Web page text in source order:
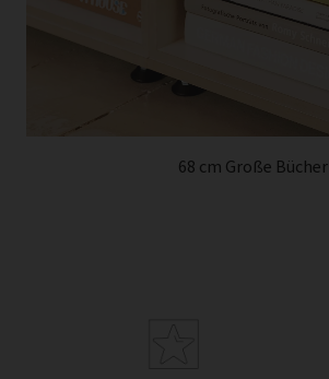
68 cm Große Bücher